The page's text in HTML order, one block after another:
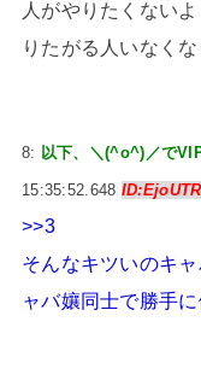
人がやりたくない
りたがる人いなく
8: 以下、＼(^o^)／で
15:35:52.648
>>3
そんなキツいのキ
ャバ孃同士で勝手